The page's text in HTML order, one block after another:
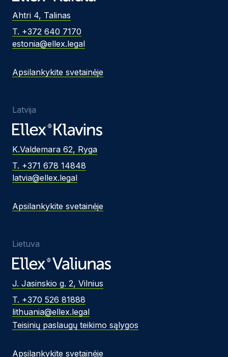
Ahtri 4, Talinas
T. +372 640 7170
estonia@ellex.legal
Apsilankykite svetainėje
Latvija
K.Valdemara 62, Ryga
T. +371 678 14848
latvia@ellex.legal
Apsilankykite svetainėje
Lietuva
J. Jasinskio g. 2, Vilnius
T. +370 526 81888
lithuania@ellex.legal
Teisinių paslaugų teikimo sąlygos
Apsilankykite svetainėje